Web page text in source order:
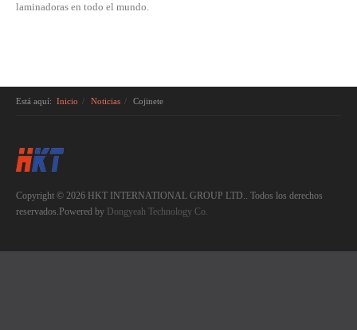
laminadoras en todo el mundo.
Está aquí: Inicio Noticias Cojinete
Copyright © 2026 HKT INTERNATIONAL GROUP LTD.. Todos los derechos
reservados.Powered by Dongyeah Technology Co.